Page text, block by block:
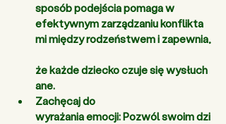
sposób podejścia pomaga w
efektywnym zarządzaniu konflikta
mi między rodzeństwem i zapewnia,
że każde dziecko czuje się wysłuch
ane.
Zachęcaj do
wyrażania emocji: Pozwól swoim dzi